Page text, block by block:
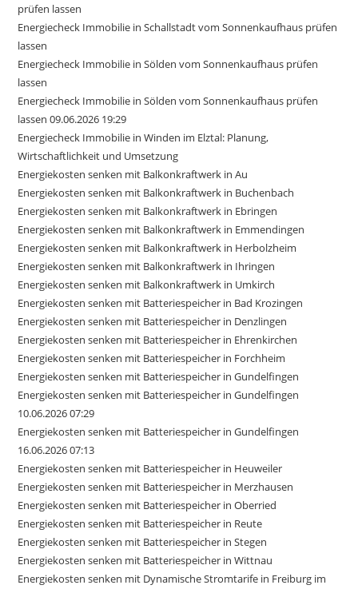
prüfen lassen
Energiecheck Immobilie in Schallstadt vom Sonnenkaufhaus prüfen
lassen
Energiecheck Immobilie in Sölden vom Sonnenkaufhaus prüfen
lassen
Energiecheck Immobilie in Sölden vom Sonnenkaufhaus prüfen
lassen 09.06.2026 19:29
Energiecheck Immobilie in Winden im Elztal: Planung,
Wirtschaftlichkeit und Umsetzung
Energiekosten senken mit Balkonkraftwerk in Au
Energiekosten senken mit Balkonkraftwerk in Buchenbach
Energiekosten senken mit Balkonkraftwerk in Ebringen
Energiekosten senken mit Balkonkraftwerk in Emmendingen
Energiekosten senken mit Balkonkraftwerk in Herbolzheim
Energiekosten senken mit Balkonkraftwerk in Ihringen
Energiekosten senken mit Balkonkraftwerk in Umkirch
Energiekosten senken mit Batteriespeicher in Bad Krozingen
Energiekosten senken mit Batteriespeicher in Denzlingen
Energiekosten senken mit Batteriespeicher in Ehrenkirchen
Energiekosten senken mit Batteriespeicher in Forchheim
Energiekosten senken mit Batteriespeicher in Gundelfingen
Energiekosten senken mit Batteriespeicher in Gundelfingen
10.06.2026 07:29
Energiekosten senken mit Batteriespeicher in Gundelfingen
16.06.2026 07:13
Energiekosten senken mit Batteriespeicher in Heuweiler
Energiekosten senken mit Batteriespeicher in Merzhausen
Energiekosten senken mit Batteriespeicher in Oberried
Energiekosten senken mit Batteriespeicher in Reute
Energiekosten senken mit Batteriespeicher in Stegen
Energiekosten senken mit Batteriespeicher in Wittnau
Energiekosten senken mit Dynamische Stromtarife in Freiburg im